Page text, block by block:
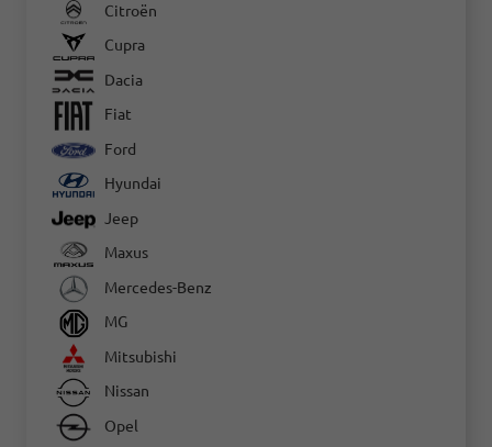
Citroën
Cupra
Dacia
Fiat
Ford
Hyundai
Jeep
Maxus
Mercedes-Benz
MG
Mitsubishi
Nissan
Opel